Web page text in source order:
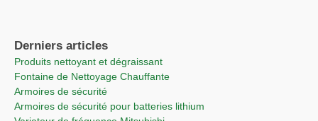
Derniers articles
Produits nettoyant et dégraissant
Fontaine de Nettoyage Chauffante
Armoires de sécurité
Armoires de sécurité pour batteries lithium